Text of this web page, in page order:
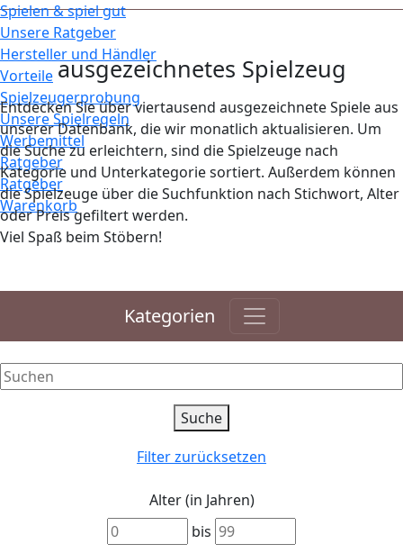
Spielen & spiel gut
Unsere Ratgeber
Hersteller und Händler
Vorteile
Spielzeugerprobung
Unsere Spielregeln
Werbemittel
Ratgeber
Ratgeber
Warenkorb
ausgezeichnetes Spielzeug
Entdecken Sie über viertausend ausgezeichnete Spiele aus
unserer Datenbank, die wir monatlich aktualisieren. Um
die Suche zu erleichtern, sind die Spielzeuge nach
Kategorie und Unterkategorie sortiert. Außerdem können
die Spielzeuge über die Suchfunktion nach Stichwort, Alter
oder Preis gefiltert werden.
Viel Spaß beim Stöbern!
Kategorien
Filter zurücksetzen
Alter (in Jahren)
bis